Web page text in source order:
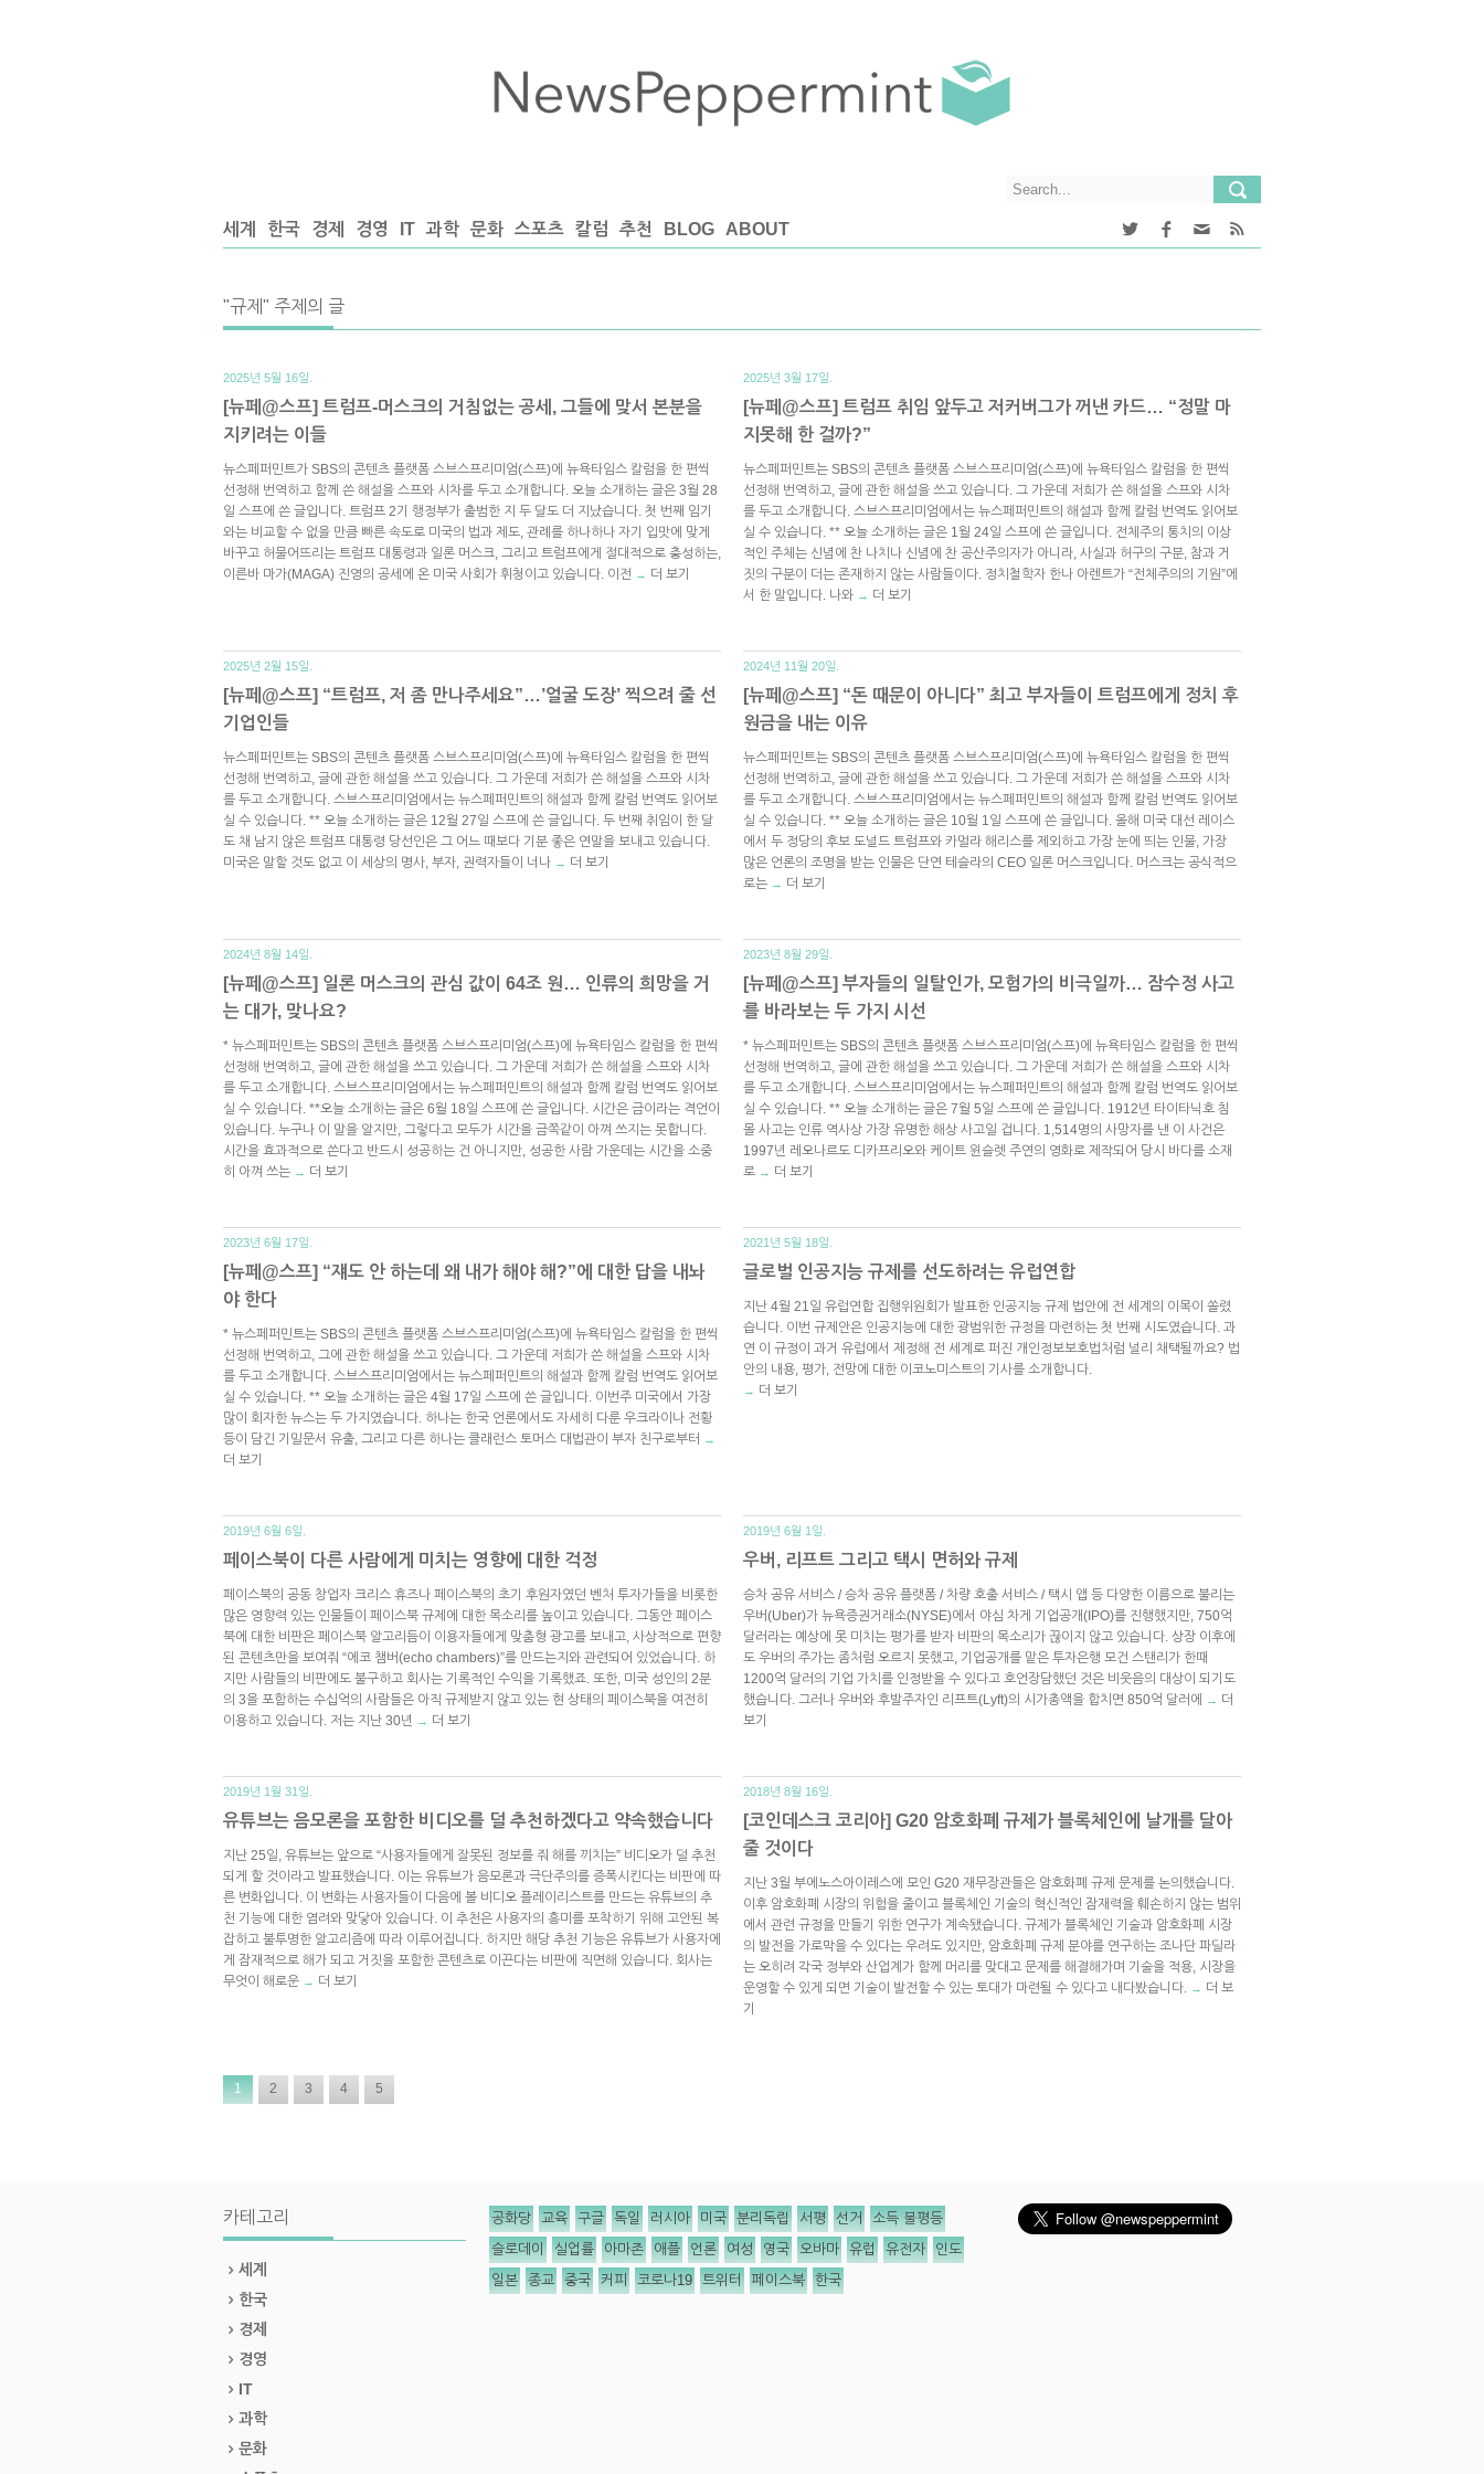
세계 한국 경제 경영 IT 과학 문화 스포츠 칼럼 추천 BLOG ABOUT
"규제" 주제의 글
2025년 5월 16일.
[뉴페@스프] 트럼프-머스크의 거침없는 공세, 그들에 맞서 본분을
지키려는 이들
뉴스페퍼민트가 SBS의 콘텐츠 플랫폼 스브스프리미엄(스프)에 뉴욕타임스 칼럼을 한 편씩
선정해 번역하고 함께 쓴 해설을 스프와 시차를 두고 소개합니다. 오늘 소개하는 글은 3월 28
일 스프에 쓴 글입니다. 트럼프 2기 행정부가 출범한 지 두 달도 더 지났습니다. 첫 번째 임기
와는 비교할 수 없을 만큼 빠른 속도로 미국의 법과 제도, 관례를 하나하나 자기 입맛에 맞게
바꾸고 허물어뜨리는 트럼프 대통령과 일론 머스크, 그리고 트럼프에게 절대적으로 충성하는,
이른바 마가(MAGA) 진영의 공세에 온 미국 사회가 휘청이고 있습니다. 이전 → 더 보기
2025년 3월 17일.
[뉴페@스프] 트럼프 취임 앞두고 저커버그가 꺼낸 카드… “정말 마
지못해 한 걸까?”
뉴스페퍼민트는 SBS의 콘텐츠 플랫폼 스브스프리미엄(스프)에 뉴욕타임스 칼럼을 한 편씩
선정해 번역하고, 글에 관한 해설을 쓰고 있습니다. 그 가운데 저희가 쓴 해설을 스프와 시차
를 두고 소개합니다. 스브스프리미엄에서는 뉴스페퍼민트의 해설과 함께 칼럼 번역도 읽어보
실 수 있습니다. ** 오늘 소개하는 글은 1월 24일 스프에 쓴 글입니다. 전체주의 통치의 이상
적인 주체는 신념에 찬 나치나 신념에 찬 공산주의자가 아니라, 사실과 허구의 구분, 참과 거
짓의 구분이 더는 존재하지 않는 사람들이다. 정치철학자 한나 아렌트가 “전체주의의 기원”에
서 한 말입니다. 나와 → 더 보기
2025년 2월 15일.
[뉴페@스프] “트럼프, 저 좀 만나주세요”…’얼굴 도장’ 찍으려 줄 선
기업인들
뉴스페퍼민트는 SBS의 콘텐츠 플랫폼 스브스프리미엄(스프)에 뉴욕타임스 칼럼을 한 편씩
선정해 번역하고, 글에 관한 해설을 쓰고 있습니다. 그 가운데 저희가 쓴 해설을 스프와 시차
를 두고 소개합니다. 스브스프리미엄에서는 뉴스페퍼민트의 해설과 함께 칼럼 번역도 읽어보
실 수 있습니다. ** 오늘 소개하는 글은 12월 27일 스프에 쓴 글입니다. 두 번째 취임이 한 달
도 채 남지 않은 트럼프 대통령 당선인은 그 어느 때보다 기분 좋은 연말을 보내고 있습니다.
미국은 말할 것도 없고 이 세상의 명사, 부자, 권력자들이 너나 → 더 보기
2024년 11월 20일.
[뉴페@스프] “돈 때문이 아니다” 최고 부자들이 트럼프에게 정치 후
원금을 내는 이유
뉴스페퍼민트는 SBS의 콘텐츠 플랫폼 스브스프리미엄(스프)에 뉴욕타임스 칼럼을 한 편씩
선정해 번역하고, 글에 관한 해설을 쓰고 있습니다. 그 가운데 저희가 쓴 해설을 스프와 시차
를 두고 소개합니다. 스브스프리미엄에서는 뉴스페퍼민트의 해설과 함께 칼럼 번역도 읽어보
실 수 있습니다. ** 오늘 소개하는 글은 10월 1일 스프에 쓴 글입니다. 올해 미국 대선 레이스
에서 두 정당의 후보 도널드 트럼프와 카멀라 해리스를 제외하고 가장 눈에 띄는 인물, 가장
많은 언론의 조명을 받는 인물은 단연 테슬라의 CEO 일론 머스크입니다. 머스크는 공식적으
로는 → 더 보기
2024년 8월 14일.
[뉴페@스프] 일론 머스크의 관심 값이 64조 원… 인류의 희망을 거
는 대가, 맞나요?
* 뉴스페퍼민트는 SBS의 콘텐츠 플랫폼 스브스프리미엄(스프)에 뉴욕타임스 칼럼을 한 편씩
선정해 번역하고, 글에 관한 해설을 쓰고 있습니다. 그 가운데 저희가 쓴 해설을 스프와 시차
를 두고 소개합니다. 스브스프리미엄에서는 뉴스페퍼민트의 해설과 함께 칼럼 번역도 읽어보
실 수 있습니다. **오늘 소개하는 글은 6월 18일 스프에 쓴 글입니다. 시간은 금이라는 격언이
있습니다. 누구나 이 말을 알지만, 그렇다고 모두가 시간을 금쪽같이 아껴 쓰지는 못합니다.
시간을 효과적으로 쓴다고 반드시 성공하는 건 아니지만, 성공한 사람 가운데는 시간을 소중
히 아껴 쓰는 → 더 보기
2023년 8월 29일.
[뉴페@스프] 부자들의 일탈인가, 모험가의 비극일까… 잠수정 사고
를 바라보는 두 가지 시선
* 뉴스페퍼민트는 SBS의 콘텐츠 플랫폼 스브스프리미엄(스프)에 뉴욕타임스 칼럼을 한 편씩
선정해 번역하고, 글에 관한 해설을 쓰고 있습니다. 그 가운데 저희가 쓴 해설을 스프와 시차
를 두고 소개합니다. 스브스프리미엄에서는 뉴스페퍼민트의 해설과 함께 칼럼 번역도 읽어보
실 수 있습니다. ** 오늘 소개하는 글은 7월 5일 스프에 쓴 글입니다. 1912년 타이타닉호 침
몰 사고는 인류 역사상 가장 유명한 해상 사고일 겁니다. 1,514명의 사망자를 낸 이 사건은
1997년 레오나르도 디카프리오와 케이트 윈슬렛 주연의 영화로 제작되어 당시 바다를 소재
로 → 더 보기
2023년 6월 17일.
[뉴페@스프] “쟤도 안 하는데 왜 내가 해야 해?”에 대한 답을 내놔
야 한다
* 뉴스페퍼민트는 SBS의 콘텐츠 플랫폼 스브스프리미엄(스프)에 뉴욕타임스 칼럼을 한 편씩
선정해 번역하고, 그에 관한 해설을 쓰고 있습니다. 그 가운데 저희가 쓴 해설을 스프와 시차
를 두고 소개합니다. 스브스프리미엄에서는 뉴스페퍼민트의 해설과 함께 칼럼 번역도 읽어보
실 수 있습니다. ** 오늘 소개하는 글은 4월 17일 스프에 쓴 글입니다. 이번주 미국에서 가장
많이 회자한 뉴스는 두 가지였습니다. 하나는 한국 언론에서도 자세히 다룬 우크라이나 전황
등이 담긴 기밀문서 유출, 그리고 다른 하나는 클래런스 토머스 대법관이 부자 친구로부터 →
더 보기
2021년 5월 18일.
글로벌 인공지능 규제를 선도하려는 유럽연합
지난 4월 21일 유럽연합 집행위원회가 발표한 인공지능 규제 법안에 전 세계의 이목이 쏠렸
습니다. 이번 규제안은 인공지능에 대한 광범위한 규정을 마련하는 첫 번째 시도였습니다. 과
연 이 규정이 과거 유럽에서 제정해 전 세계로 퍼진 개인정보보호법처럼 널리 채택될까요? 법
안의 내용, 평가, 전망에 대한 이코노미스트의 기사를 소개합니다.
→ 더 보기
2019년 6월 6일.
페이스북이 다른 사람에게 미치는 영향에 대한 걱정
페이스북의 공동 창업자 크리스 휴즈나 페이스북의 초기 후원자였던 벤처 투자가들을 비롯한
많은 영향력 있는 인물들이 페이스북 규제에 대한 목소리를 높이고 있습니다. 그동안 페이스
북에 대한 비판은 페이스북 알고리듬이 이용자들에게 맞춤형 광고를 보내고, 사상적으로 편향
된 콘텐츠만을 보여줘 “에코 챔버(echo chambers)”를 만드는지와 관련되어 있었습니다. 하
지만 사람들의 비판에도 불구하고 회사는 기록적인 수익을 기록했죠. 또한, 미국 성인의 2분
의 3을 포함하는 수십억의 사람들은 아직 규제받지 않고 있는 현 상태의 페이스북을 여전히
이용하고 있습니다. 저는 지난 30년 → 더 보기
2019년 6월 1일.
우버, 리프트 그리고 택시 면허와 규제
승차 공유 서비스 / 승차 공유 플랫폼 / 차량 호출 서비스 / 택시 앱 등 다양한 이름으로 불리는
우버(Uber)가 뉴욕증권거래소(NYSE)에서 야심 차게 기업공개(IPO)를 진행했지만, 750억
달러라는 예상에 못 미치는 평가를 받자 비판의 목소리가 끊이지 않고 있습니다. 상장 이후에
도 우버의 주가는 좀처럼 오르지 못했고, 기업공개를 맡은 투자은행 모건 스탠리가 한때
1200억 달러의 기업 가치를 인정받을 수 있다고 호언장담했던 것은 비웃음의 대상이 되기도
했습니다. 그러나 우버와 후발주자인 리프트(Lyft)의 시가총액을 합치면 850억 달러에
→ 더
보기
2019년 1월 31일.
유튜브는 음모론을 포함한 비디오를 덜 추천하겠다고 약속했습니다
지난 25일, 유튜브는 앞으로 “사용자들에게 잘못된 정보를 줘 해를 끼치는” 비디오가 덜 추천
되게 할 것이라고 발표했습니다. 이는 유튜브가 음모론과 극단주의를 증폭시킨다는 비판에 따
른 변화입니다. 이 변화는 사용자들이 다음에 볼 비디오 플레이리스트를 만드는 유튜브의 추
천 기능에 대한 염려와 맞닿아 있습니다. 이 추천은 사용자의 흥미를 포착하기 위해 고안된 복
잡하고 불투명한 알고리즘에 따라 이루어집니다. 하지만 해당 추천 기능은 유튜브가 사용자에
게 잠재적으로 해가 되고 거짓을 포함한 콘텐츠로 이끈다는 비판에 직면해 있습니다. 회사는
무엇이 해로운 → 더 보기
2018년 8월 16일.
[코인데스크 코리아] G20 암호화폐 규제가 블록체인에 날개를 달아
줄 것이다
지난 3월 부에노스아이레스에 모인 G20 재무장관들은 암호화폐 규제 문제를 논의했습니다.
이후 암호화폐 시장의 위험을 줄이고 블록체인 기술의 혁신적인 잠재력을 훼손하지 않는 범위
에서 관련 규정을 만들기 위한 연구가 계속됐습니다. 규제가 블록체인 기술과 암호화폐 시장
의 발전을 가로막을 수 있다는 우려도 있지만, 암호화폐 규제 분야를 연구하는 조나단 파딜라
는 오히려 각국 정부와 산업계가 함께 머리를 맞대고 문제를 해결해가며 기술을 적용, 시장을
운영할 수 있게 되면 기술이 발전할 수 있는 토대가 마련될 수 있다고 내다봤습니다. → 더 보
기
1 2 3 4 5
카테고리
세계
한국
경제
경영
IT
과학
문화
공화당 교육 구글 독일 러시아 미국 분리독립 서평 선거 소득 불평등
슬로데이 실업률 아마존 애플 언론 여성 영국 오바마 유럽 유전자 인도
일본 종교 중국 커피 코로나19 트위터 페이스북 한국